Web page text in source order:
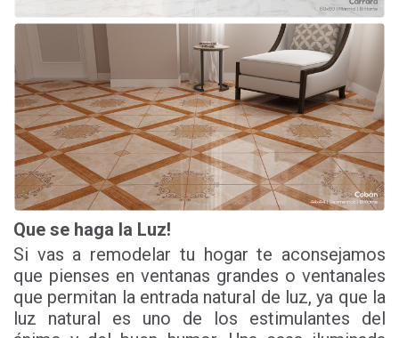
Que se haga la Luz!
Si vas a remodelar tu hogar te aconsejamos
que pienses en ventanas grandes o ventanales
que permitan la entrada natural de luz, ya que la
luz natural es uno de los estimulantes del